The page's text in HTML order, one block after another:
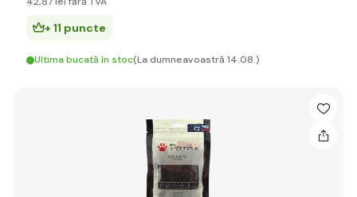
+ 11 puncte
Ultima bucată în stoc(La dumneavoastră 14.08.)